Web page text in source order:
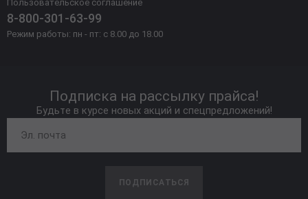
Пользовательское соглашение
8-800-301-63-99
Режим работы: пн - пт: с 8.00 до 18.00
Подписка на рассылку прайса!
Будьте в курсе новых акций и спецпредложений!
ПОДПИСАТЬСЯ